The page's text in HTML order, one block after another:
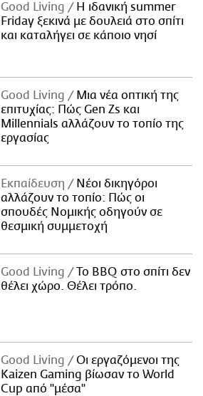
Good Living
Η ιδανική summer
Friday ξεκινά με δουλειά στο σπίτι
και καταλήγει σε κάποιο νησί
Good Living
Μια νέα οπτική της
επιτυχίας: Πώς Gen Zs και
Millennials αλλάζουν το τοπίο της
εργασίας
Εκπαίδευση
Νέοι δικηγόροι
αλλάζουν το τοπίο: Πώς οι
σπουδές Νομικής οδηγούν σε
θεσμική συμμετοχή
Good Living
Το BBQ στο σπίτι δεν
θέλει χώρο. Θέλει τρόπο.
Good Living
Οι εργαζόμενοι της
Kaizen Gaming βίωσαν το World
Cup από "μέσα"